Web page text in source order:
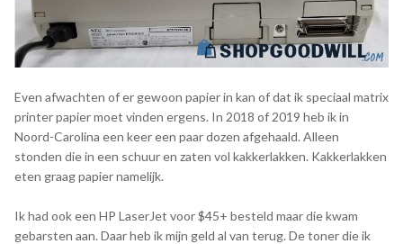
Even afwachten of er gewoon papier in kan of dat ik speciaal matrix
printer papier moet vinden ergens. In 2018 of 2019 heb ik in
Noord-Carolina een keer een paar dozen afgehaald. Alleen
stonden die in een schuur en zaten vol kakkerlakken. Kakkerlakken
eten graag papier namelijk.
Ik had ook een HP LaserJet voor $45+ besteld maar die kwam
gebarsten aan. Daar heb ik mijn geld al van terug. De toner die ik